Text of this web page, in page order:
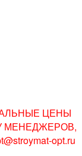
ЦЕНЫ
МЕНЕДЖЕРОВ,
opt.ru